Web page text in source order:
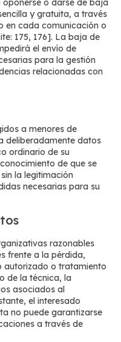
o darse de baja
y gratuita, a través
en cada comunicación o
175, 176]. La baja de
el envío de
para la gestión
relacionadas con
a menores de
deliberadamente datos
ordinario de su
de que se
la legitimación
necesarias para su
razonables
frente a la pérdida,
autorizado o tratamiento
de la técnica, la
asociados al
el interesado
no puede garantizarse
a través de